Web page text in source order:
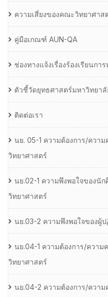
ความเสี่ยงของคณะวิทยาศา
คู่มือเกณฑ์ AUN-QA
ช่องทางแจ้งเรื่องร้องเรียนกา
ตัวชี้วัดยุทธศาสตร์มหาวิทยาลั
ติดต่อเรา
นย. 05-1 ความต้องการ/ควา
วิทยาศาสตร์
นย.02-1 ความพึงพอใจของนั
วิทยาศาสตร์
นย.03-2 ความพึงพอใจของผู้
นย.04-1 ความต้องการ/ควา
วิทยาศาสตร์
นย.04-2 ความต้องการ/ควา